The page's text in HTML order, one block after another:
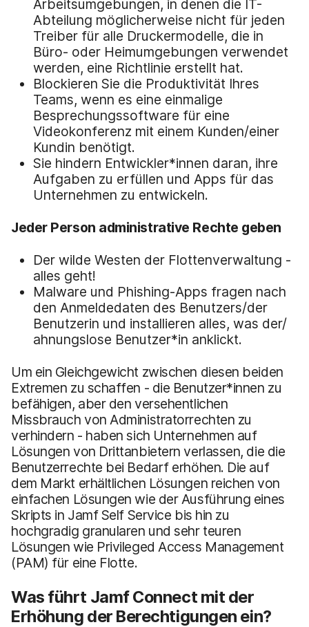
Arbeitsumgebungen, in denen die IT-
Abteilung möglicherweise nicht für jeden
Treiber für alle Druckermodelle, die in
Büro- oder Heimumgebungen verwendet
werden, eine Richtlinie erstellt hat.
Blockieren Sie die Produktivität Ihres
Teams, wenn es eine einmalige
Besprechungssoftware für eine
Videokonferenz mit einem Kunden/einer
Kundin benötigt.
Sie hindern Entwickler*innen daran, ihre
Aufgaben zu erfüllen und Apps für das
Unternehmen zu entwickeln.
Jeder Person administrative Rechte geben
Der wilde Westen der Flottenverwaltung -
alles geht!
Malware und Phishing-Apps fragen nach
den Anmeldedaten des Benutzers/der
Benutzerin und installieren alles, was der/
ahnungslose Benutzer*in anklickt.
Um ein Gleichgewicht zwischen diesen beiden
Extremen zu schaffen - die Benutzer*innen zu
befähigen, aber den versehentlichen
Missbrauch von Administratorrechten zu
verhindern - haben sich Unternehmen auf
Lösungen von Drittanbietern verlassen, die die
Benutzerrechte bei Bedarf erhöhen. Die auf
dem Markt erhältlichen Lösungen reichen von
einfachen Lösungen wie der Ausführung eines
Skripts in Jamf Self Service bis hin zu
hochgradig granularen und sehr teuren
Lösungen wie Privileged Access Management
(PAM) für eine Flotte.
Was führt Jamf Connect mit der
Erhöhung der Berechtigungen ein?